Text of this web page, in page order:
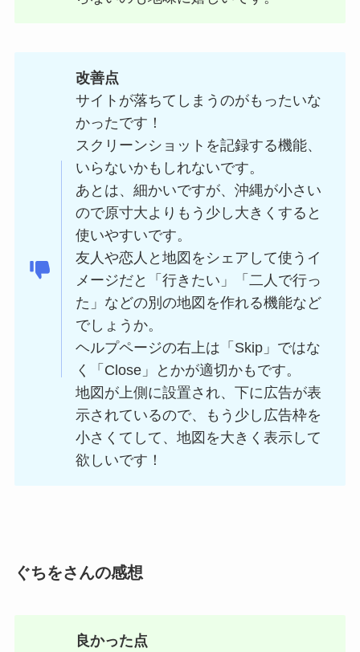
改善点
サイトが落ちてしまうのがもったいな
かったです！
スクリーンショットを記録する機能、
いらないかもしれないです。
あとは、細かいですが、沖縄が小さい
ので原寸大よりもう少し大きくすると
使いやすいです。
友人や恋人と地図をシェアして使うイ
メージだと「行きたい」「二人で行っ
た」などの別の地図を作れる機能など
でしょうか。
ヘルプページの右上は「Skip」ではな
く「Close」とかが適切かもです。
地図が上側に設置され、下に広告が表
示されているので、もう少し広告枠を
小さくてして、地図を大きく表示して
欲しいです！
ぐちをさんの感想
良かった点